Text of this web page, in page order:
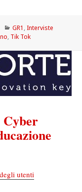
Categorie
GR1,Interviste
, Tik Tok
utenti